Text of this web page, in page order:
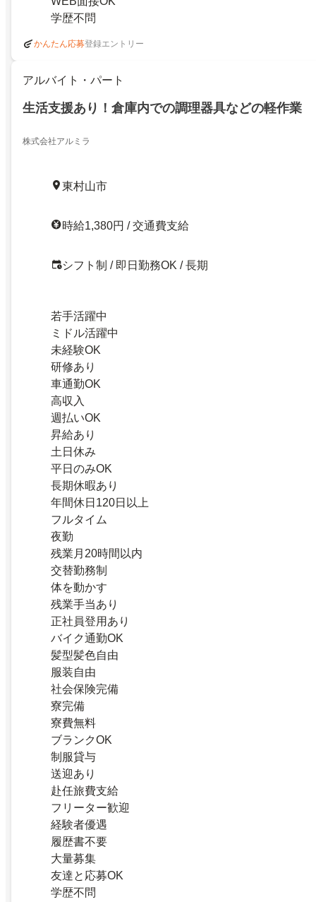
学歴不問
かんたん応募登録エントリー
アルバイト・パート
生活支援あり！倉庫内での調理器具などの軽作業
株式会社アルミラ
東村山市
時給1,380円 / 交通費支給
シフト制 / 即日勤務OK / 長期
若手活躍中
ミドル活躍中
未経験OK
研修あり
車通勤OK
高収入
週払いOK
昇給あり
土日休み
平日のみOK
長期休暇あり
年間休日120日以上
フルタイム
夜勤
残業月20時間以内
交替勤務制
体を動かす
残業手当あり
正社員登用あり
バイク通勤OK
髪型髪色自由
服装自由
社会保険完備
寮完備
寮費無料
ブランクOK
制服貸与
送迎あり
赴任旅費支給
フリーター歓迎
経験者優遇
履歴書不要
大量募集
友達と応募OK
学歴不問